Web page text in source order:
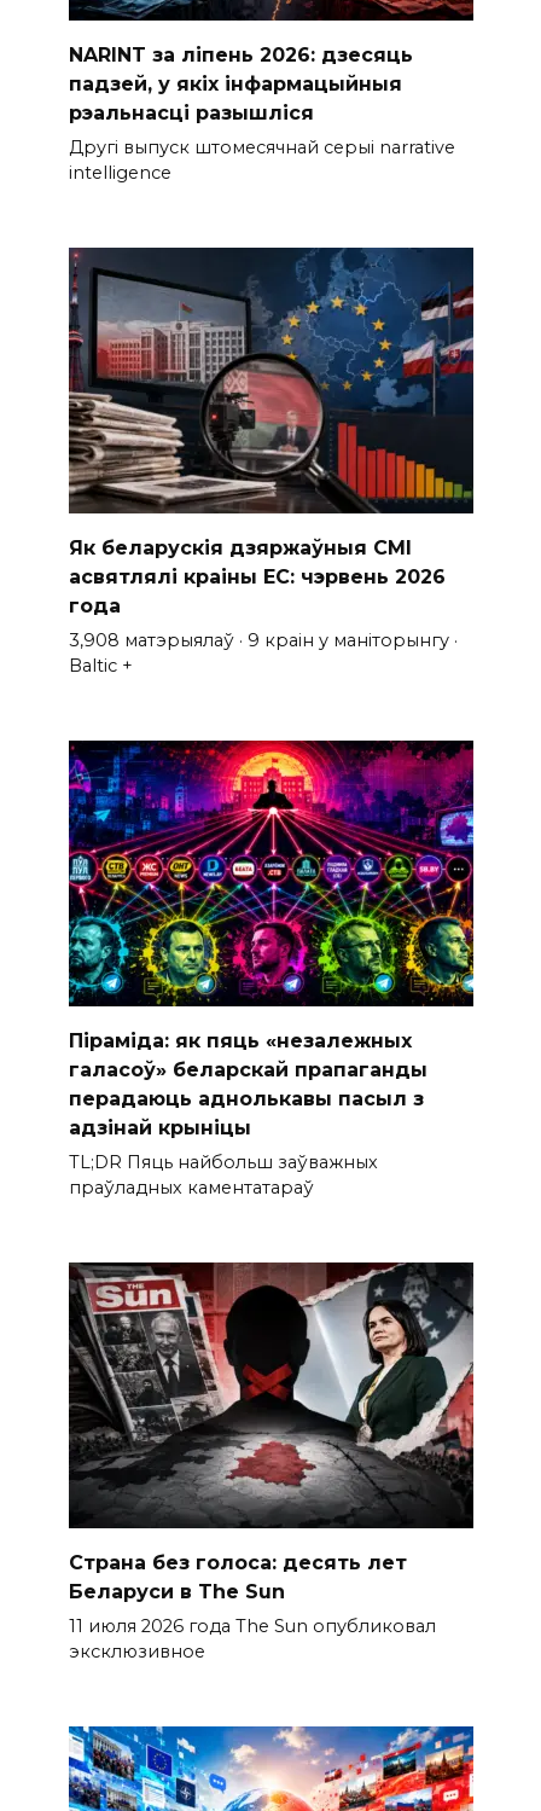
NARINT за ліпень 2026: дзесяць
падзей, у якіх інфармацыйныя
рэальнасці разышліся
Другі выпуск штомесячнай серыі narrative
intelligence
Як беларускія дзяржаўныя СМІ
асвятлялі краіны ЕС: чэрвень 2026
года
3,908 матэрыялаў · 9 краін у маніторынгу ·
Baltic +
Піраміда: як пяць «незалежных
галасоў» беларскай прапаганды
перадаюць аднолькавы пасыл з
адзінай крыніцы
TL;DR Пяць найбольш заўважных
праўладных каментатараў
Страна без голоса: десять лет
Беларуси в The Sun
11 июля 2026 года The Sun опубликовал
эксклюзивное